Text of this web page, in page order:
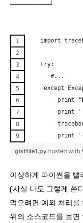
import
   try:
      #...
except
print
print
print
gistfile1.py hosted with
이상하게 파이썬을 빨
(사실 나도 그렇게 쓴
먹으려면 예외 처리
위의 소스코드를 보